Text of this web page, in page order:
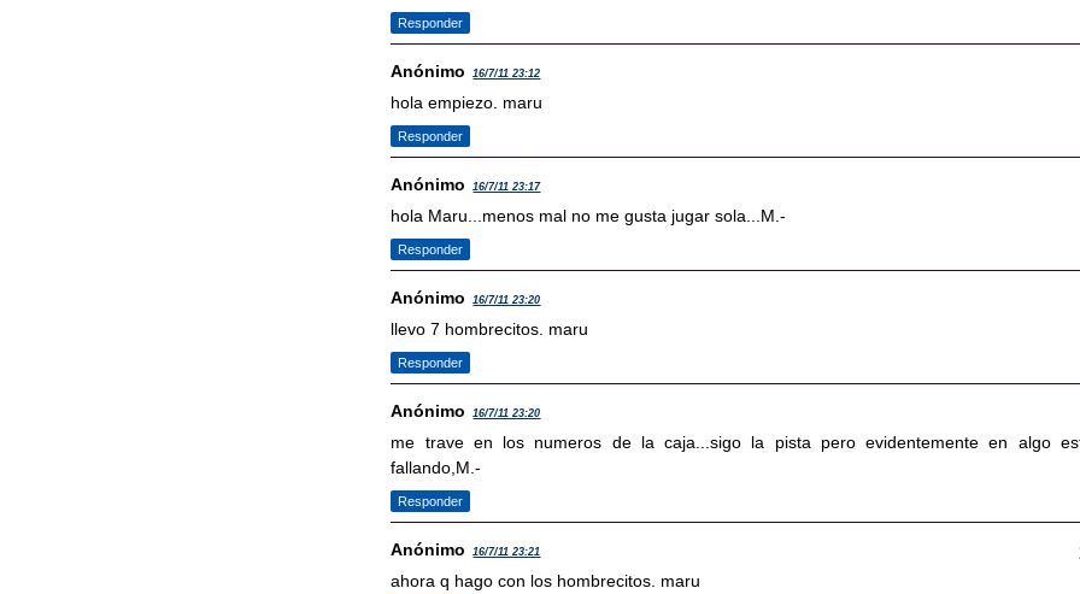
Responder
Anónimo 16/7/11 23:12
hola empiezo. maru
Responder
Anónimo 16/7/11 23:17
hola Maru...menos mal no me gusta jugar sola...M.-
Responder
Anónimo 16/7/11 23:20
llevo 7 hombrecitos. maru
Responder
Anónimo 16/7/11 23:20
me trave en los numeros de la caja...sigo la pista pero evidentemente en algo
fallando,M.-
Responder
Anónimo 16/7/11 23:21
ahora q hago con los hombrecitos. maru